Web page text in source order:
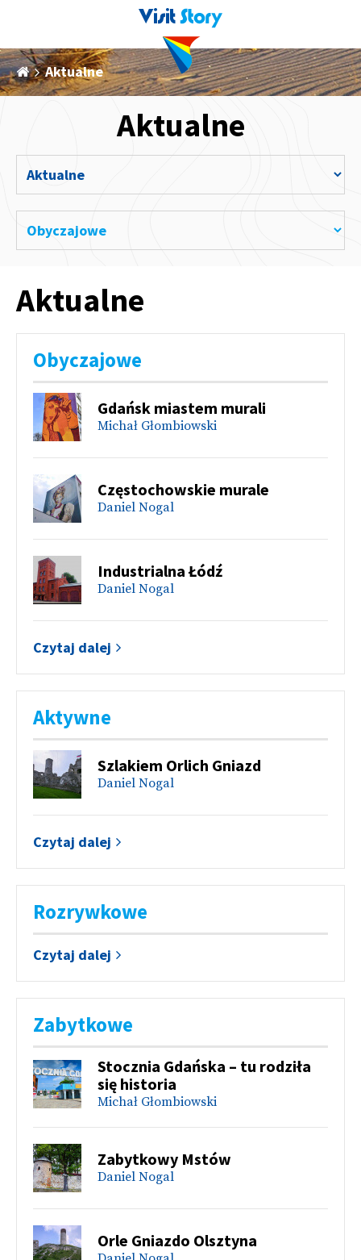
Aktualne
Aktualne
Aktualne
Obyczajowe
Gdańsk miastem murali
Michał Głombiowski
Częstochowskie murale
Daniel Nogal
Industrialna Łódź
Daniel Nogal
Czytaj dalej
Aktywne
Szlakiem Orlich Gniazd
Daniel Nogal
Czytaj dalej
Rozrywkowe
Czytaj dalej
Zabytkowe
Stocznia Gdańska – tu rodziła
się historia
Michał Głombiowski
Zabytkowy Mstów
Daniel Nogal
Orle Gniazdo Olsztyna